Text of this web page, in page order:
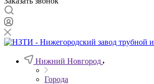
Нижний Новгород
Города